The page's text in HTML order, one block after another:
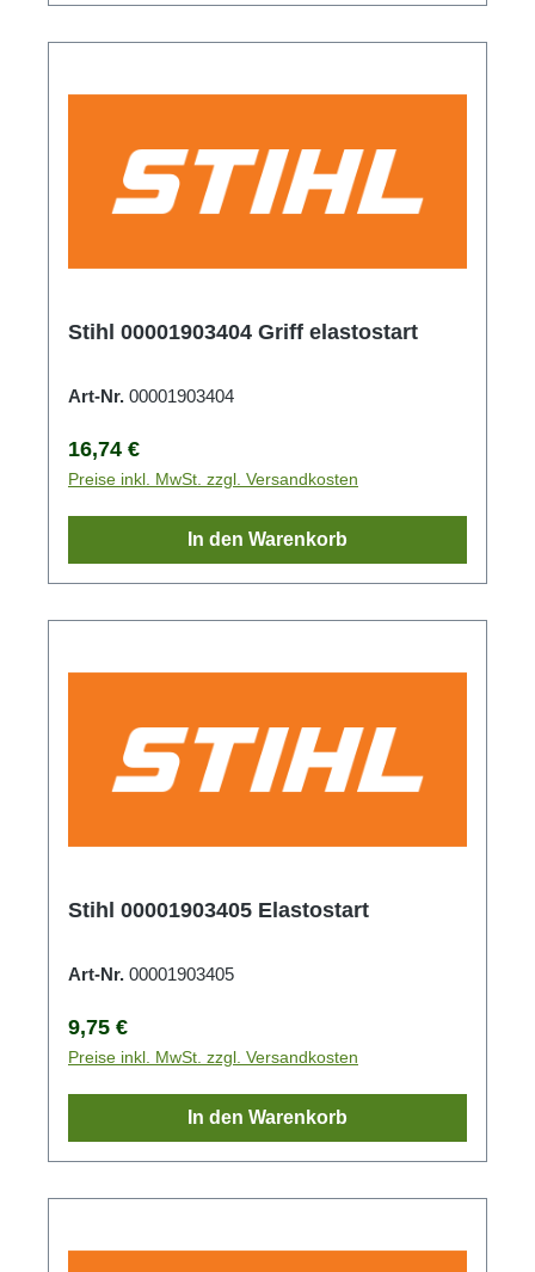
Stihl 00001903404 Griff elastostart
Art-Nr. 00001903404
Regulärer Preis:
16,74 €
Preise inkl. MwSt. zzgl. Versandkosten
In den Warenkorb
Stihl 00001903405 Elastostart
Art-Nr. 00001903405
Regulärer Preis:
9,75 €
Preise inkl. MwSt. zzgl. Versandkosten
In den Warenkorb